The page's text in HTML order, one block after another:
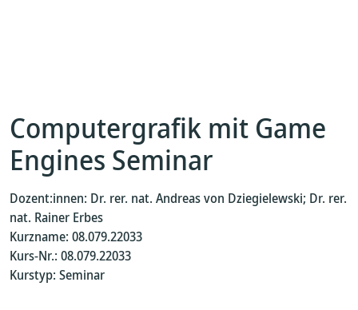
Computergrafik mit Game
Engines Seminar
Dozent:innen: Dr. rer. nat. Andreas von Dziegielewski; Dr. rer.
nat. Rainer Erbes
Kurzname: 08.079.22033
Kurs-Nr.: 08.079.22033
Kurstyp: Seminar